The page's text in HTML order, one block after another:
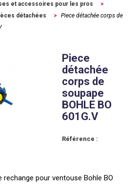
et accessoires pour les pros
>
détachées
>
Piece détachée corps de
Piece
détachée
corps de
soupape
BOHLE BO
601G.V
Référence :
rechange pour ventouse Bohle BO